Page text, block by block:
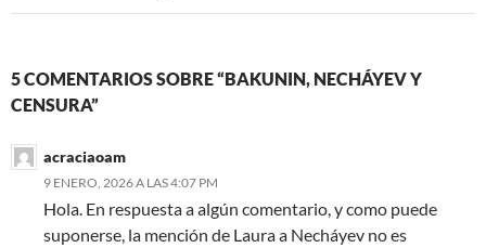
5 COMENTARIOS SOBRE “BAKUNIN, NECHÁYEV Y
CENSURA”
acraciaoam
9 ENERO, 2026 A LAS 4:07 PM
Hola. En respuesta a algún comentario, y como puede
suponerse, la mención de Laura a Necháyev no es